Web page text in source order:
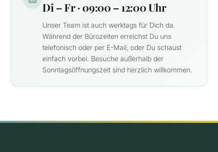
Di – Fr · 09:00 – 12:00 Uhr
Unser Team ist auch werktags für Dich da.
Während der Bürozeiten erreichst Du uns
telefonisch oder per E-Mail, oder Du schaust
einfach vorbei. Besuche außerhalb der
Sonntagsöffnungszeit sind herzlich willkommen.